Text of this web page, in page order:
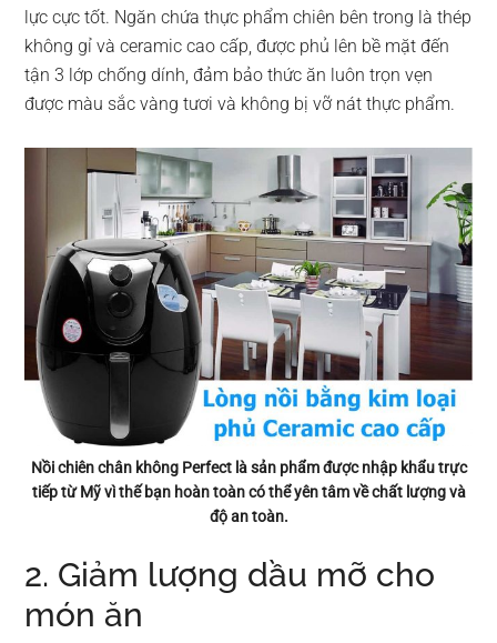
lực cực tốt. Ngăn chứa thực phẩm chiên bên trong là thép
không gỉ và ceramic cao cấp, được phủ lên bề mặt đến
tận 3 lớp chống dính, đảm bảo thức ăn luôn trọn vẹn
được màu sắc vàng tươi và không bị vỡ nát thực phẩm.
Nồi chiên chân không Perfect là sản phẩm được nhập khẩu trực
tiếp từ Mỹ vì thế bạn hoàn toàn có thể yên tâm về chất lượng và
độ an toàn.
2. Giảm lượng dầu mỡ cho
món ăn